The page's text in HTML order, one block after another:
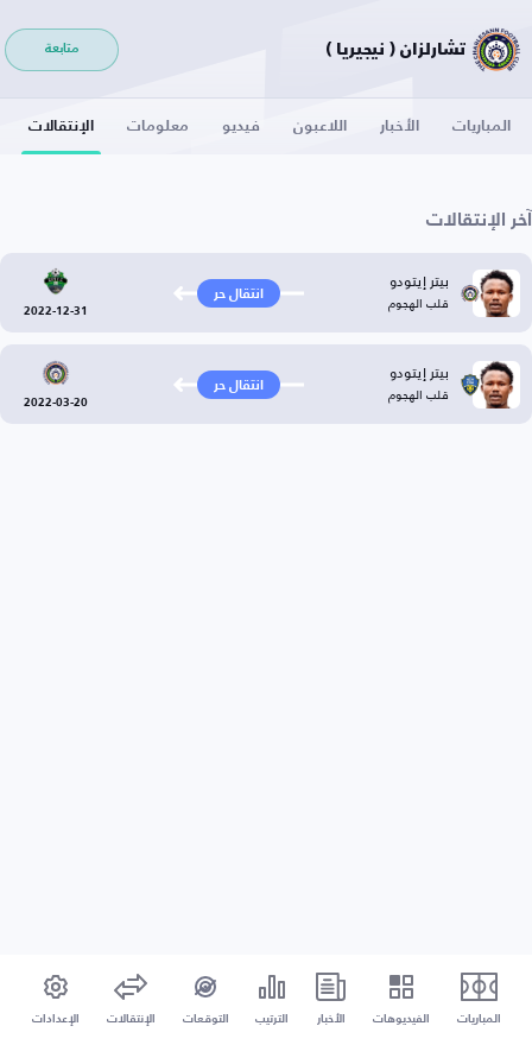
تشارلزان ( نيجيريا ) متابعة
المباريات الأخبار اللاعبون فيديو معلومات الإنتقالات
آخر الإنتقالات
بيتر إيتودو
قلب الهجوم انتقال حر
2022-12-31
بيتر إيتودو
قلب الهجوم انتقال حر
2022-03-20
المباريات الفيديوهات الأخبار الترتيب التوقعات الإنتقالات الإعدادات